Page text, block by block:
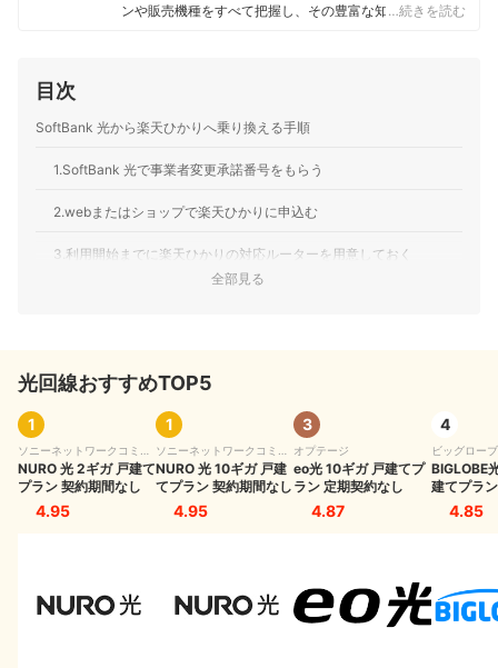
ンや販売機種をすべて把握し、その豊富な知識で店舗販
に、モバイルだけでなく10社以上の戸建て・マンション
た通信サービスだけでなく、ファイナンシャルプランナ
している。
…続きを読む
目次
SoftBank 光から楽天ひかりへ乗り換える手順
1.SoftBank 光で事業者変更承諾番号をもらう
2.webまたはショップで楽天ひかりに申込む
3.利用開始までに楽天ひかりの対応ルーターを用意しておく
SoftBank 光から楽天ひかりへ事業者変更するメリット4つ
戸建の場合は月額料金が下がる
開通工事不要！条件つきで電話番号も引き継げる
楽天ひかりのキャンペーン期間中ならお得に乗り換えが可能
楽天ひかりへ切り替える際に注意したい5つのポイント
全部見る
光回線おすすめTOP5
1
ソニーネットワークコミュ
ニケーションズ
NURO 光 2ギガ 戸建て
プラン 契約期間なし
4.95
1
ソニーネットワークコミュ
ニケーションズ
NURO 光 10ギガ 戸建
てプラン 契約期間なし
4.95
3
オプテージ
eo光 10ギガ 戸建てプ
ラン 定期契約なし
4.87
4
ビッグローブ
BIGLOBE
建てプラ
4.85